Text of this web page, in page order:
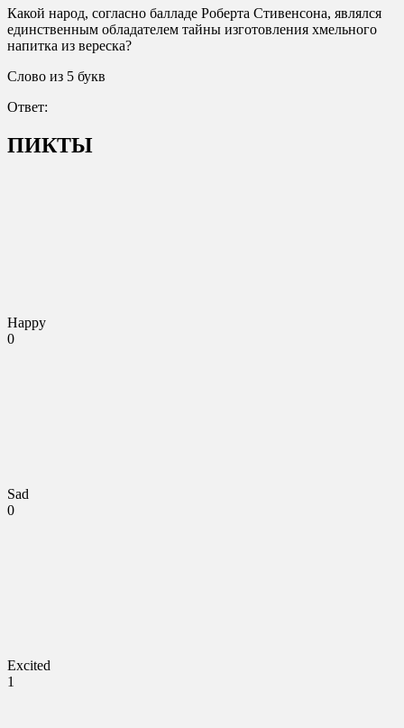
Какой народ, согласно балладе Роберта Стивенсона, являлся
единственным обладателем тайны изготовления хмельного
напитка из вереска?
Слово из 5 букв
Ответ:
ПИКТЫ
Happy
0
Sad
0
Excited
1